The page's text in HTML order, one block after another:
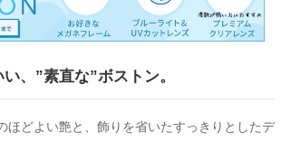
、”素直な”ボストン。
ほどよい艶と、飾りを省いたすっきりとしたデ